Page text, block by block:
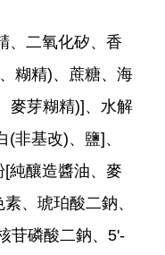
、二氧化矽、香
糊精)、蔗糖、海
麥芽糊精)]、水解
非基改)、鹽]、
純釀造醬油、麥
、琥珀酸二鈉、
苷磷酸二鈉、5'-